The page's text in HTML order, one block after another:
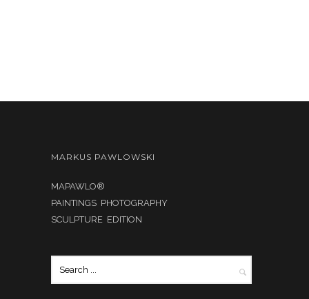
MARKUS PAWLOWSKI
MAPAWLO®
PAINTINGS PHOTOGRAPHY
SCULPTURE EDITION